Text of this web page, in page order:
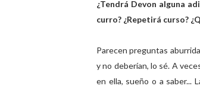
¿Tendrá Devon alguna
curro? ¿Repetirá curso?
Parecen preguntas
y no deberían, lo sé. A
en ella, sueño o a saber...